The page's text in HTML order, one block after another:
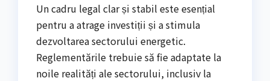
Un cadru legal clar și stabil este esențial
pentru a atrage investiții și a stimula
dezvoltarea sectorului energetic.
Reglementările trebuie să fie adaptate la
noile realități ale sectorului, inclusiv la